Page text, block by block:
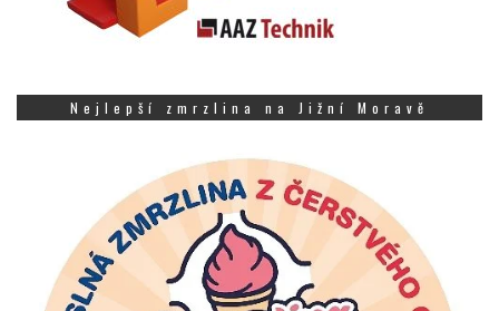
Nejlepší zmrzlina na Jižní Moravě